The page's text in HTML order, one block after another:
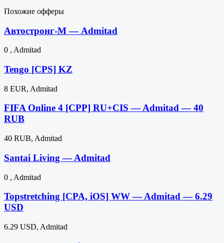
Похожие офферы
Автостронг-М — Admitad
0 , Admitad
Tengo [CPS] KZ
8 EUR, Admitad
FIFA Online 4 [CPP] RU+CIS — Admitad — 40
RUB
40 RUB, Admitad
Santai Living — Admitad
0 , Admitad
Topstretching [CPA, iOS] WW — Admitad — 6.29
USD
6.29 USD, Admitad